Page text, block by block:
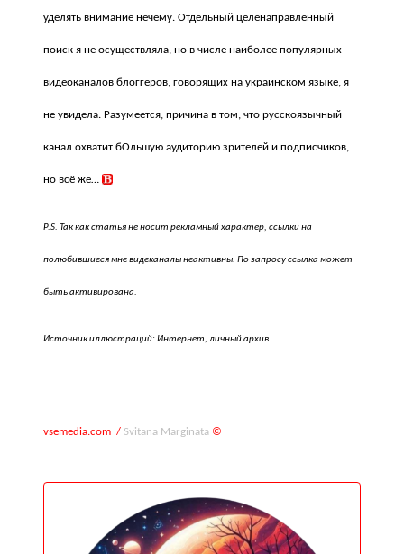
уделять внимание нечему. Отдельный целенаправленный
поиск я не осуществляла, но в числе наиболее популярных
видеоканалов блоггеров, говорящих на украинском языке, я
не увидела. Разумеется, причина в том, что русскоязычный
канал охватит бОльшую аудиторию зрителей и подписчиков,
но всё же…
P.S. Так как статья не носит рекламный характер, ссылки на
полюбившиеся мне видеканалы неактивны. По запросу ссылка может
быть активирована.
Источник иллюстраций: Интернет, личный архив
vsemedia.com / Svitana Marginata ©